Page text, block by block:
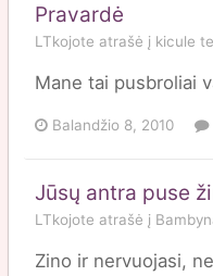
Pravardė
LTkojote atrašė į kicule
Mane tai pusbroliai
Balandžio 8, 2010
Jūsų antra puse
LTkojote atrašė į
Zino ir nervuojasi,